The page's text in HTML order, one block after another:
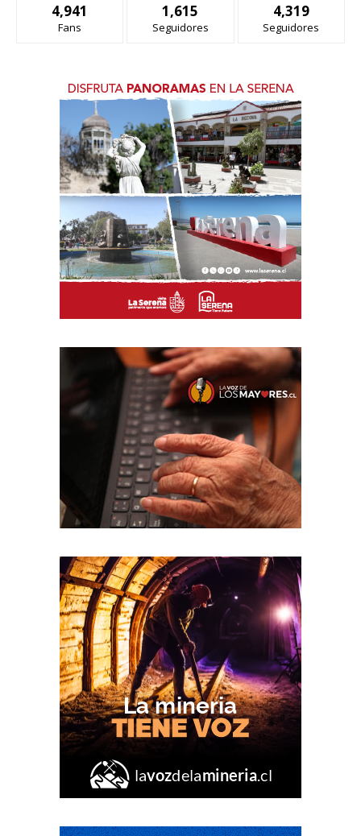
4,941
Fans
1,615
Seguidores
4,319
Seguidores